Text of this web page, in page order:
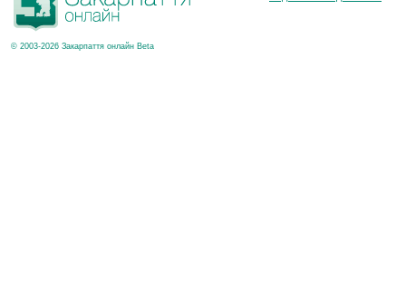
© 2003-2026 Закарпаття онлайн Beta